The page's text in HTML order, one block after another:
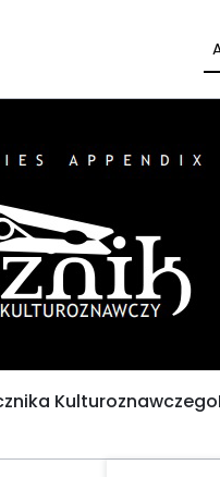
Kulturoznawczego